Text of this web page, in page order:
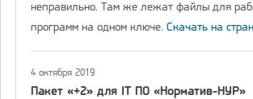
неправильно. Там же лежат файлы для
программ на одном ключе. Скачать на
4 октября 2019
Пакет «+2» для IT ПО «Норматив-НУР»